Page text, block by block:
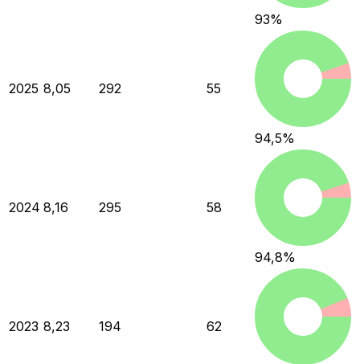
93%
2025 8,05 292 55
94,5%
2024 8,16 295 58
94,8%
2023 8,23 194 62